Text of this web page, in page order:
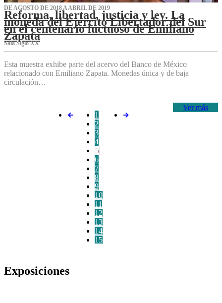
DE AGOSTO DE 2018 A ABRIL DE 2019
Reforma, libertad, justicia y ley. La
moneda del Ejército Libertador del Sur
en el centenario luctuoso de Emiliano
Zapata
Sala Siglo XX
Esta muestra exhibe parte del acervo del Banco de México
relacionado con Emiliano Zapata. Monedas única y de baja
circulación…
Ver más
1
2
3
4
5
6
7
8
9
10
11
12
13
14
15
Exposiciones